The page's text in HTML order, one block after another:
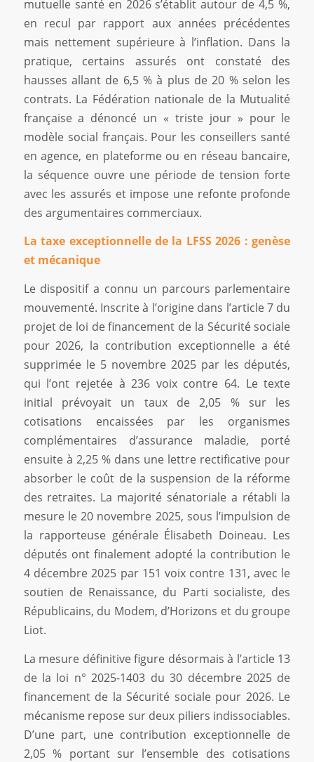
mutuelle santé en 2026 s’établit autour de 4,5 %,
en recul par rapport aux années précédentes
mais nettement supérieure à l’inflation. Dans la
pratique, certains assurés ont constaté des
hausses allant de 6,5 % à plus de 20 % selon les
contrats. La Fédération nationale de la Mutualité
française a dénoncé un « triste jour » pour le
modèle social français. Pour les conseillers santé
en agence, en plateforme ou en réseau bancaire,
la séquence ouvre une période de tension forte
avec les assurés et impose une refonte profonde
des argumentaires commerciaux.
La taxe exceptionnelle de la LFSS 2026 : genèse
et mécanique
Le dispositif a connu un parcours parlementaire
mouvementé. Inscrite à l’origine dans l’article 7 du
projet de loi de financement de la Sécurité sociale
pour 2026, la contribution exceptionnelle a été
supprimée le 5 novembre 2025 par les députés,
qui l’ont rejetée à 236 voix contre 64. Le texte
initial prévoyait un taux de 2,05 % sur les
cotisations encaissées par les organismes
complémentaires d’assurance maladie, porté
ensuite à 2,25 % dans une lettre rectificative pour
absorber le coût de la suspension de la réforme
des retraites. La majorité sénatoriale a rétabli la
mesure le 20 novembre 2025, sous l’impulsion de
la rapporteuse générale Élisabeth Doineau. Les
députés ont finalement adopté la contribution le
4 décembre 2025 par 151 voix contre 131, avec le
soutien de Renaissance, du Parti socialiste, des
Républicains, du Modem, d’Horizons et du groupe
Liot.
La mesure définitive figure désormais à l’article 13
de la loi n° 2025-1403 du 30 décembre 2025 de
financement de la Sécurité sociale pour 2026. Le
mécanisme repose sur deux piliers indissociables.
D’une part, une contribution exceptionnelle de
2,05 % portant sur l’ensemble des cotisations